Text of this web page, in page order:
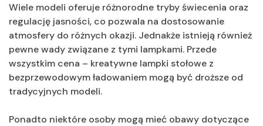
Wiele modeli oferuje różnorodne tryby świecenia oraz
regulację jasności, co pozwala na dostosowanie
atmosfery do różnych okazji. Jednakże istnieją również
pewne wady związane z tymi lampkami. Przede
wszystkim cena – kreatywne lampki stołowe z
bezprzewodowym ładowaniem mogą być droższe od
tradycyjnych modeli.
Ponadto niektóre osoby mogą mieć obawy dotyczące